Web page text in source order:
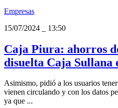
Empresas
15/07/2024
13:50
Caja Piura: ahorros
disuelta Caja Sullana
Asimismo, pidió a los usuarios
vienen circulando y con los datos
ya que ...